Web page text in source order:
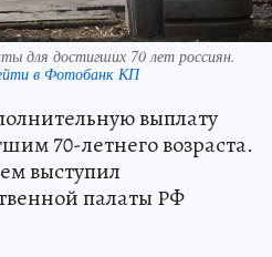
для достигших 70 лет россиян.
в Фотобанк КП
выплату
70-летнего возраста.
выступил
палаты РФ